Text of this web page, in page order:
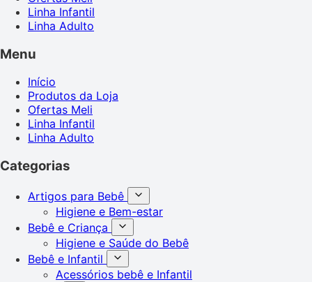
Linha Infantil
Linha Adulto
Menu
Início
Produtos da Loja
Ofertas Meli
Linha Infantil
Linha Adulto
Categorias
Artigos para Bebê
Higiene e Bem-estar
Bebê e Criança
Higiene e Saúde do Bebê
Bebê e Infantil
Acessórios bebê e Infantil